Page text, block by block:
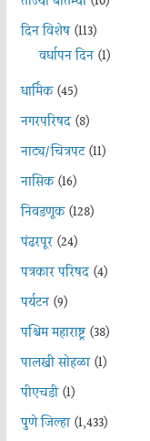
दिन विशेष(113)
वर्धापन दिन(1)
धार्मिक(45)
नगरपरिषद(8)
नाट्य/चित्रपट(11)
नासिक(16)
निवडणूक(128)
पंढरपूर(24)
पत्रकार परिषद(4)
पर्यटन(9)
पश्चिम महाराष्ट्र(38)
पालखी सोहळा(1)
पीएचडी(1)
पुणे जिल्हा(1,433)